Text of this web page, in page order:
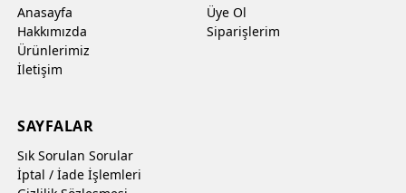
Anasayfa
Hakkımızda
Ürünlerimiz
İletişim
Üye Ol
Siparişlerim
SAYFALAR
Sık Sorulan Sorular
İptal / İade İşlemleri